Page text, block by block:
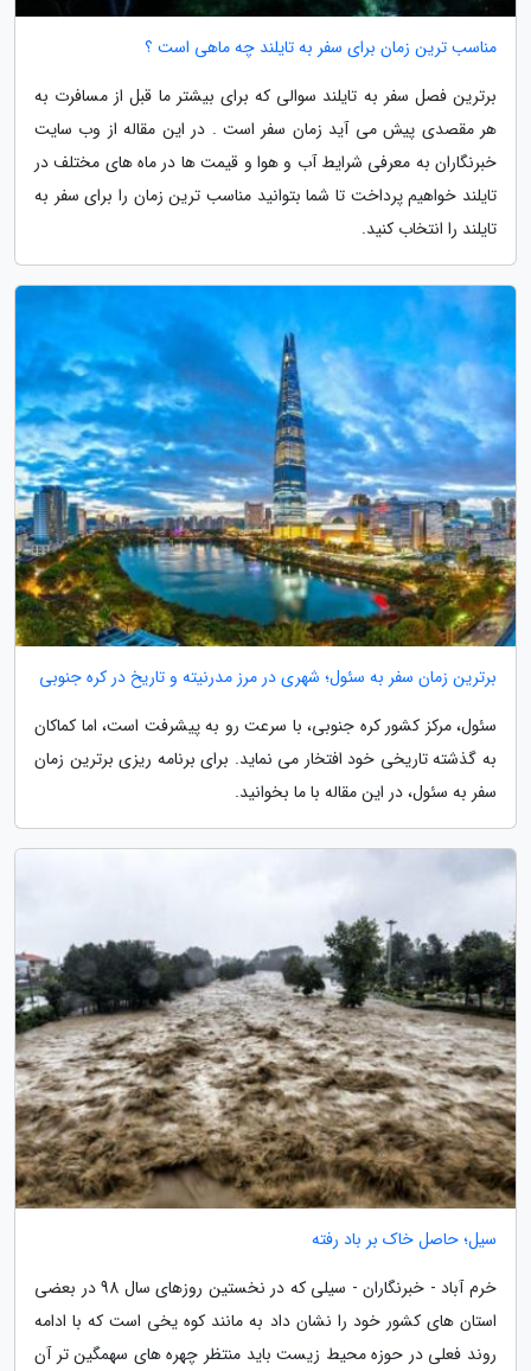
مناسب ترین زمان برای سفر به تایلند چه ماهی است ؟
برترین فصل سفر به تایلند سوالی که برای بیشتر ما قبل از مسافرت به
هر مقصدی پیش می آید زمان سفر است . در این مقاله از وب سایت
خبرنگاران به معرفی شرایط آب و هوا و قیمت ها در ماه های مختلف در
تایلند خواهیم پرداخت تا شما بتوانید مناسب ترین زمان را برای سفر به
تایلند را انتخاب کنید.
برترین زمان سفر به سئول؛ شهری در مرز مدرنیته و تاریخ در کره جنوبی
سئول، مرکز کشور کره جنوبی، با سرعت رو به پیشرفت است، اما کماکان
به گذشته تاریخی خود افتخار می نماید. برای برنامه ریزی برترین زمان
سفر به سئول، در این مقاله با ما بخوانید.
سیل؛ حاصل خاک بر باد رفته
خرم آباد - خبرنگاران - سیلی که در نخستین روزهای سال 98 در بعضی
استان های کشور خود را نشان داد به مانند کوه یخی است که با ادامه
روند فعلی در حوزه محیط زیست باید منتظر چهره های سهمگین تر آن